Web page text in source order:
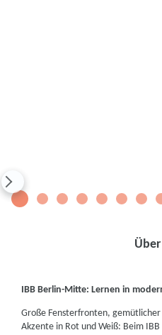
1 2 3 4 5 6 7
IBB Berlin-Mitte: Lernen in
Große Fensterfronten,
Akzente in Rot und Weiß: Beim